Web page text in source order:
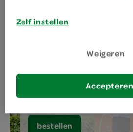
aanbiedingen
meer services
bestellen
Zelf instellen
Weigeren
Accepteren